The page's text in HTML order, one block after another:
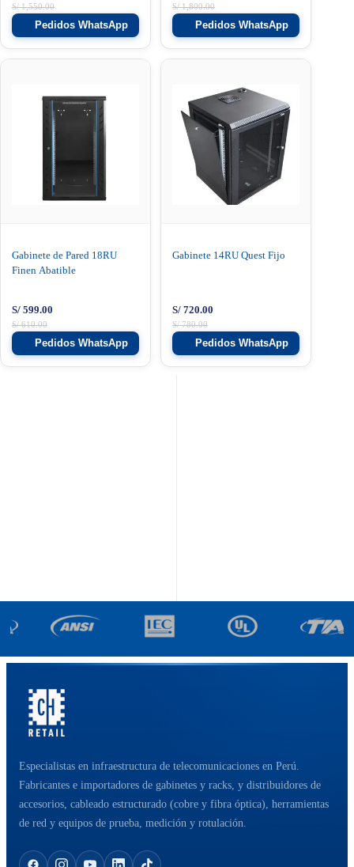
S/1,550.00
Pedidos WhatsApp
S/1,800.00
Pedidos WhatsApp
Gabinete de Pared 18RU
Finen Abatible
S/610.00
S/ 599.00
Pedidos WhatsApp
Gabinete 14RU Quest Fijo
S/780.00
S/ 720.00
Pedidos WhatsApp
Especialistas en infraestructura de telecomunicaciones en Perú.
Fabricantes e importadores de gabinetes y racks, y distribuidores de
accesorios, cableado estructurado (cobre y fibra óptica), herramientas
de red y equipos de prueba, medición y rotulación.